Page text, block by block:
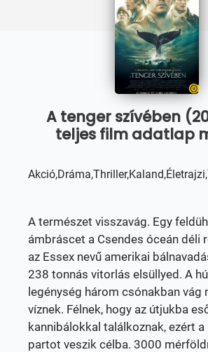
A tenger szívében
teljes film adatlap
A természet visszavág. Egy
ámbráscet a Csendes óceán déli
az Essex nevű amerikai
238 tonnás vitorlás elsüllyed. A
legénység három csónakban vág
víznek. Félnek, hogy az útjukba
kannibálokkal találkoznak, ezért a
partot veszik célba. 3000